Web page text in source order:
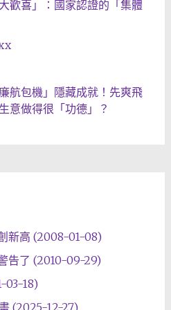
歡喜」：國家認證的「集體
航包機」隱藏成就！先爽飛
意做得很「功德」？
新高 (2008-01-08)
告了 (2010-09-29)
03-18)
(2025-12-27)